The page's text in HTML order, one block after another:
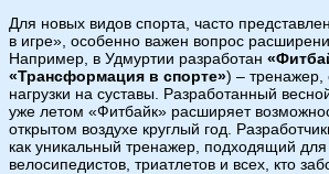
Для новых видов спорта, часто
в игре», особенно важен вопрос
Например, в Удмуртии разработан
«Трансформация в спорте») –
нагрузки на суставы. Разработанный
уже летом «Фитбайк» расширяет
открытом воздухе круглый год.
как уникальный тренажер, подходящий для
велосипедистов, триатлетов и всех, кто